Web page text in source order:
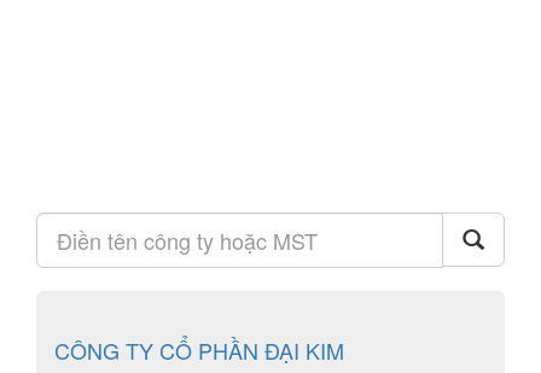
CÔNG TY CỔ PHẦN ĐẠI KIM